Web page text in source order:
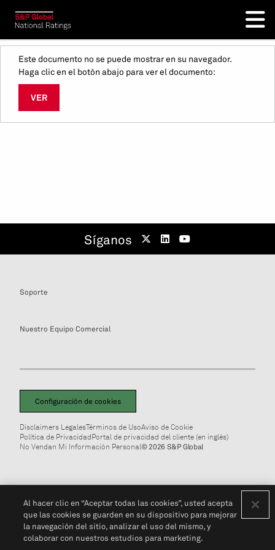
Este documento no se puede mostrar en su navegador.
Haga clic en el botón abajo para ver el documento:
VER
Síganos
Soporte
Nuestro Equipo Comercial
Configuración de cookies
Disclaimers LegalesTérminos de UsoAviso de Cookie
Política de PrivacidadPortal de privacidad del cliente (en inglés)
No Vendan Mi Información Personal© 2026 S&P Global
Al hacer clic en “Aceptar todas las cookies”, usted acepta
que las cookies se guarden en su dispositivo para mejorar
la navegación del sitio, analizar el uso del mismo, y
colaborar con nuestros estudios para marketing.